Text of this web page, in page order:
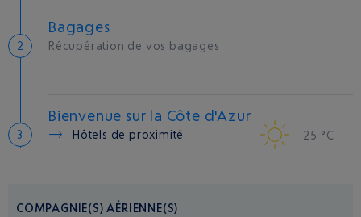
Bagages
Récupération de vos bagages
Bienvenue sur la Côte d'Azur
Hôtels de proximité 25 °C
COMPAGNIE(S) AÉRIENNE(S)